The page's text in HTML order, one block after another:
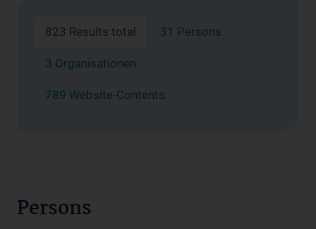
823 Results total 31 Persons
3 Organisationen
789 Website-Contents
Persons